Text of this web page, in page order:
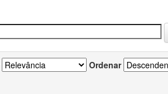
Ordenar